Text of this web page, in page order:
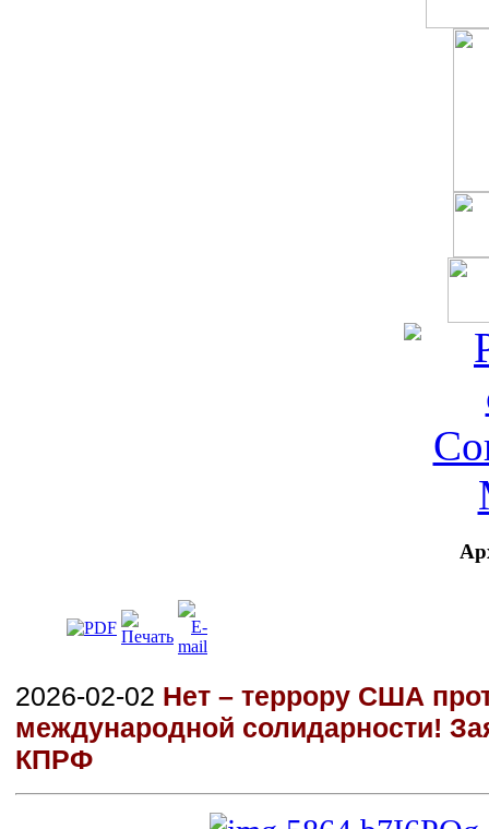
2026-02-02 Нет – террору США
международной солидарности!
КПРФ